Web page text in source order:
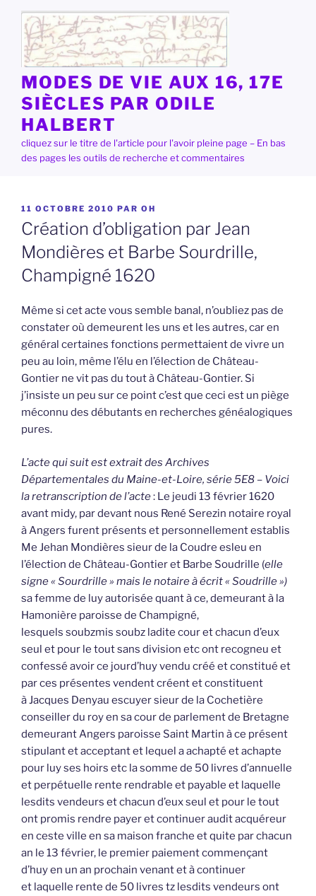
contenu
principal
MODES DE VIE AUX 16, 17E
SIÈCLES PAR ODILE
HALBERT
cliquez sur le titre de l'article pour l'avoir pleine page – En bas
des pages les outils de recherche et commentaires
PUBLIÉ
LE
11 OCTOBRE 2010 PAR OH
Création d’obligation par Jean
Mondières et Barbe Sourdrille,
Champigné 1620
Même si cet acte vous semble banal, n’oubliez pas de
constater où demeurent les uns et les autres, car en
général certaines fonctions permettaient de vivre un
peu au loin, même l’élu en l’élection de Château-
Gontier ne vit pas du tout à Château-Gontier. Si
j’insiste un peu sur ce point c’est que ceci est un piège
méconnu des débutants en recherches généalogiques
pures.
L’acte qui suit est extrait des Archives
Départementales du Maine-et-Loire, série 5E8 – Voici
la retranscription de l’acte: Le jeudi 13 février 1620
avant midy, par devant nous René Serezin notaire royal
à Angers furent présents et personnellement establis
Me Jehan Mondières sieur de la Coudre esleu en
l’élection de Château-Gontier et Barbe Soudrille (elle
signe « Sourdrille » mais le notaire à écrit « Soudrille »)
sa femme de luy autorisée quant à ce, demeurant à la
Hamonière paroisse de Champigné,
lesquels soubzmis soubz ladite cour et chacun d’eux
seul et pour le tout sans division etc ont recogneu et
confessé avoir ce jourd’huy vendu créé et constitué et
par ces présentes vendent créent et constituent
à Jacques Denyau escuyer sieur de la Cochetière
conseiller du roy en sa cour de parlement de Bretagne
demeurant Angers paroisse Saint Martin à ce présent
stipulant et acceptant et lequel a achapté et achapte
pour luy ses hoirs etc la somme de 50 livres d’annuelle
et perpétuelle rente rendrable et payable et laquelle
lesdits vendeurs et chacun d’eux seul et pour le tout
ont promis rendre payer et continuer audit acquéreur
en ceste ville en sa maison franche et quite par chacun
an le 13 février, le premier paiement commençant
d’huy en un an prochain venant et à continuer
et laquelle rente de 50 livres tz lesdits vendeurs ont